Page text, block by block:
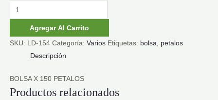
BOLSA
CON
PETALOS
X
cantidad
Agregar Al Carrito
SKU: LD-154 Categoría: Varios Etiquetas: bolsa, petalos
Descripción
BOLSA X 150 PETALOS
Productos relacionados